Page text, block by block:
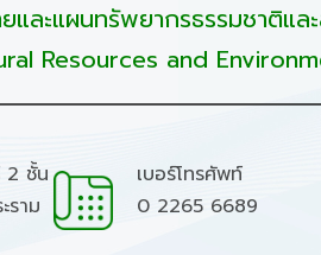
และแผนทรัพยากรธรรมชาติแ
Resources and
2 ชั้น
ราม
เบอร์โทรศัพท์
0 2265 6689